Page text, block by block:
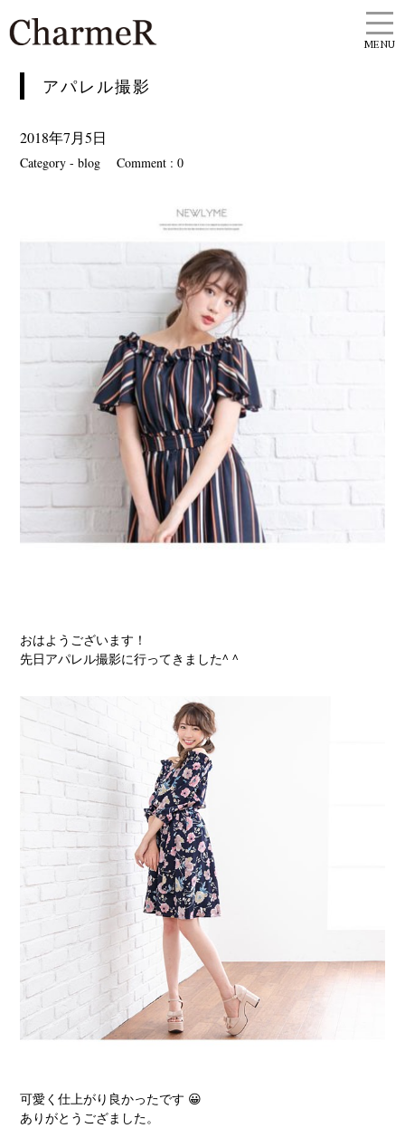
MENU
アパレル撮影
2018年7月5日
Category -blog Comment : 0
おはようございます！
先日アパレル撮影に行ってきました^ ^
可愛く仕上がり良かったです 😀
ありがとうござました。